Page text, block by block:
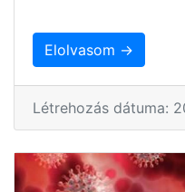
Elolvasom →
Létrehozás dátuma: